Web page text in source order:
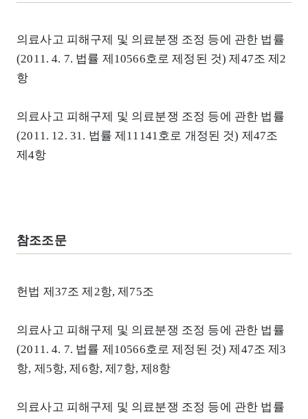
의료사고 피해구제 및 의료분쟁 조정 등에 관한 법률
(2011. 4. 7. 법률 제10566호로 제정된 것) 제47조 제2
항
의료사고 피해구제 및 의료분쟁 조정 등에 관한 법률
(2011. 12. 31. 법률 제11141호로 개정된 것) 제47조
제4항
참조조문
헌법 제37조 제2항, 제75조
의료사고 피해구제 및 의료분쟁 조정 등에 관한 법률
(2011. 4. 7. 법률 제10566호로 제정된 것) 제47조 제3
항, 제5항, 제6항, 제7항, 제8항
의료사고 피해구제 및 의료분쟁 조정 등에 관한 법률